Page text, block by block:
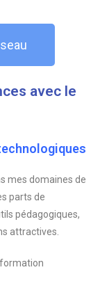
avec le
mes domaines de
parts de
pédagogiques,
attractives.